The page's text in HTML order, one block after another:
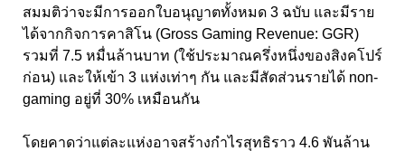
สมมติว่าจะมีการออกใบอนุญาตทั้งหมด 3 ฉบับ และมีราย
ได้จากกิจการคาสิโน (Gross Gaming Revenue: GGR)
รวมที่ 7.5 หมื่นล้านบาท (ใช้ประมาณครึ่งหนึ่งของสิงคโปร์
ก่อน) และให้เข้า 3 แห่งเท่าๆ กัน และมีสัดส่วนรายได้ non-
gaming อยู่ที่ 30% เหมือนกัน
โดยคาดว่าแต่ละแห่งอาจสร้างกำไรสุทธิราว 4.6 พันล้าน